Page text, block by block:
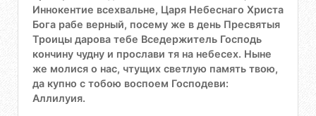
Иннокентие всехвальне, Царя Небеснаго Христа
Бога рабе верный, посему же в день Пресвятыя
Троицы дарова тебе Вседержитель Господь
кончину чудну и прослави тя на небесех. Ныне
же молися о нас, чтущих светлую память твою,
да купно с тобою воспоем Господеви:
Аллилуия.